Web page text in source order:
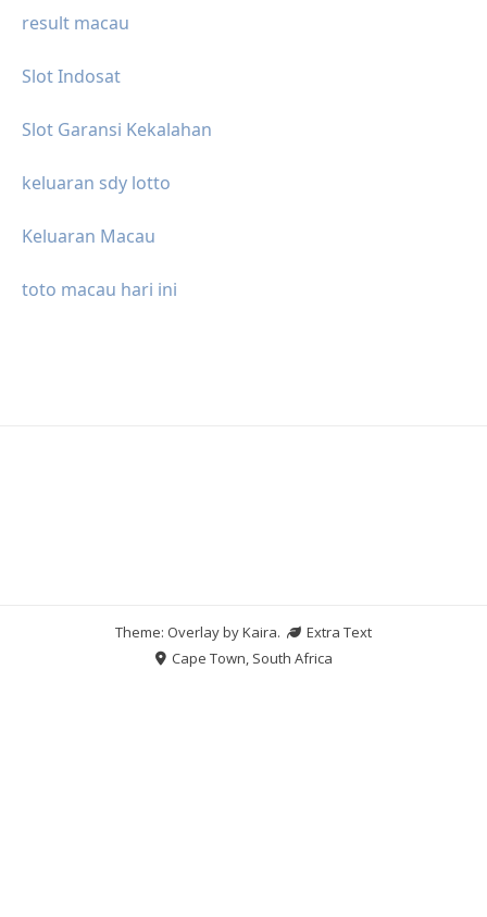
result macau
Slot Indosat
Slot Garansi Kekalahan
keluaran sdy lotto
Keluaran Macau
toto macau hari ini
Theme: Overlay byKaira.
Extra Text
Cape Town, South Africa